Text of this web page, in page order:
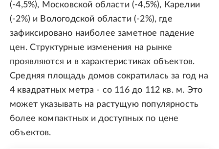
(-4,5%), Московской области (-4,5%), Карелии
(-2%) и Вологодской области (-2%), где
зафиксировано наиболее заметное падение
цен. Структурные изменения на рынке
проявляются и в характеристиках объектов.
Средняя площадь домов сократилась за год на
4 квадратных метра - со 116 до 112 кв. м. Это
может указывать на растущую популярность
более компактных и доступных по цене
объектов.